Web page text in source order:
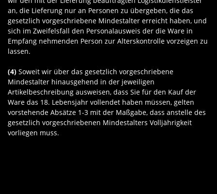
an, die Lieferung nur an Personen zu übergeben, die das
gesetzlich vorgeschriebene Mindestalter erreicht haben, und
sich im Zweifelsfall den Personalausweis der die Ware in
Empfang nehmenden Person zur Alterskontrolle vorzeigen zu
lassen.
(4) Soweit wir über das gesetzlich vorgeschriebene
Mindestalter hinausgehend in der jeweiligen
Artikelbeschreibung ausweisen, dass Sie für den Kauf der
Ware das 18. Lebensjahr vollendet haben müssen, gelten
vorstehende Absätze 1-3 mit der Maßgabe, dass anstelle des
gesetzlich vorgeschriebenen Mindestalters Volljährigkeit
vorliegen muss.